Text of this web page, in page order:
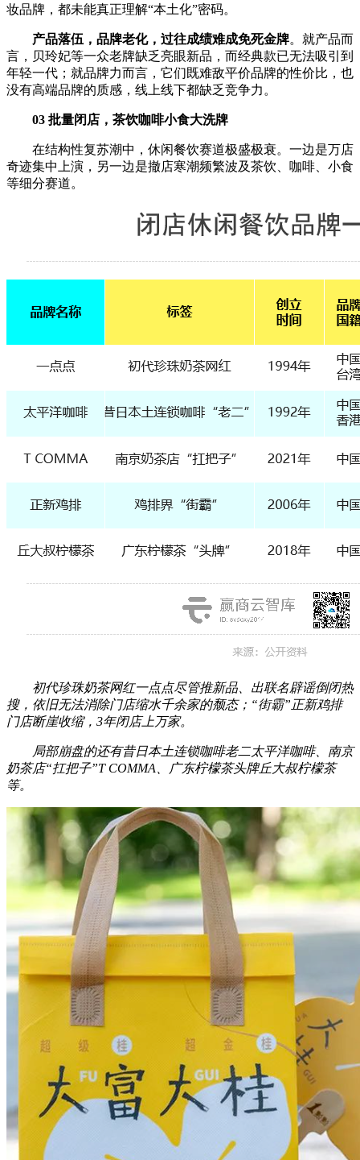
妆品牌，都未能真正理解“本土化”密码。
产品落伍，品牌老化，过往成绩难成免死金牌。就产品而
言，贝玲妃等一众老牌缺乏亮眼新品，而经典款已无法吸引到
年轻一代；就品牌力而言，它们既难敌平价品牌的性价比，也
没有高端品牌的质感，线上线下都缺乏竞争力。
03 批量闭店，茶饮咖啡小食大洗牌
在结构性复苏潮中，休闲餐饮赛道极盛极衰。一边是万店
奇迹集中上演，另一边是撤店寒潮频繁波及茶饮、咖啡、小食
等细分赛道。
初代珍珠奶茶网红一点点尽管推新品、出联名辟谣倒闭热
搜，依旧无法消除门店缩水千余家的颓态；“街霸”正新鸡排
门店断崖收缩，3年闭店上万家。
局部崩盘的还有昔日本土连锁咖啡老二太平洋咖啡、南京
奶茶店“扛把子”T COMMA、广东柠檬茶头牌丘大叔柠檬茶
等。